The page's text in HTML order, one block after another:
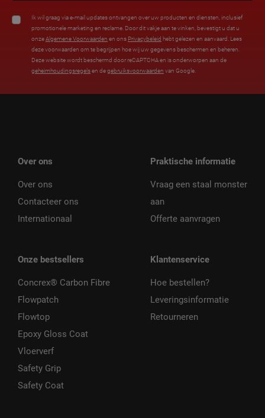
Ik wil graag via e-mail updates ontvangen over uw producten en diensten, inclusief
promotionele marketing en reclame. Door dit vakje aan te vinken, bevestigt u dat u
onzeAlgemene Voorwaarden en ons Privacybeleid hebt gelezen en aanvaard. Lees
deze voorwaarden om te begrijpen hoe wij uw gegevens beschermen en beheren.
Deze website wordt beschermd door reCAPTCHA en is onderworpen aan de
geheimhoudingsregelsen degebruiksvoorwaarden van Google.
Over ons
Over ons
Contacteer ons
Internationaal
Onze bestsellers
Concrex® Carbon Fibre
Flowpatch
Flowtop
Epoxy Gloss Coat
Vloerverf
Safety Grip
Safety Coat
Praktische informatie
Vraag een staal monster
aan
Offerte aanvragen
Klantenservice
Hoe bestellen?
Leveringsinformatie
Retourneren